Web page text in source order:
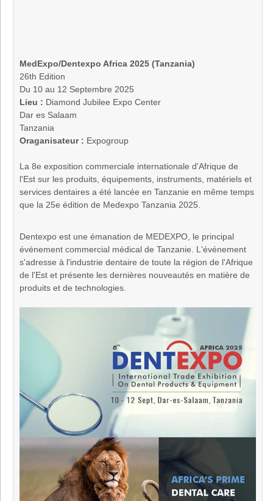
MedExpo/Dentexpo Africa 2025 (Tanzania)
26th Edition
Du 10 au 12 Septembre 2025
Lieu : Diamond Jubilee Expo Center
Dar es Salaam
Tanzania
Oraganisateur : Expogroup
La 8e exposition commerciale internationale d'Afrique de
l'Est sur les produits, équipements, instruments, matériels et
services dentaires a été lancée en Tanzanie en même temps
que la 25e édition de Medexpo Tanzania 2025.
Dentexpo est une émanation de MEDEXPO, le principal
événement commercial médical de Tanzanie. L'événement
s'adresse à l'industrie dentaire de toute la région de l'Afrique
de l'Est et présente les dernières nouveautés en matière de
produits et de technologies.